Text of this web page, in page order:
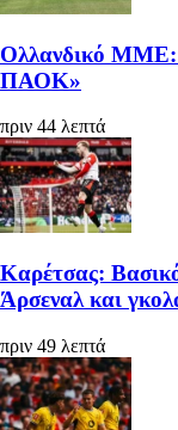
Ολλανδικό ΜΜΕ:
ΠΑΟΚ»
πριν 44 λεπτά
Καρέτσας:
Άρσεναλ και
πριν 49 λεπτά